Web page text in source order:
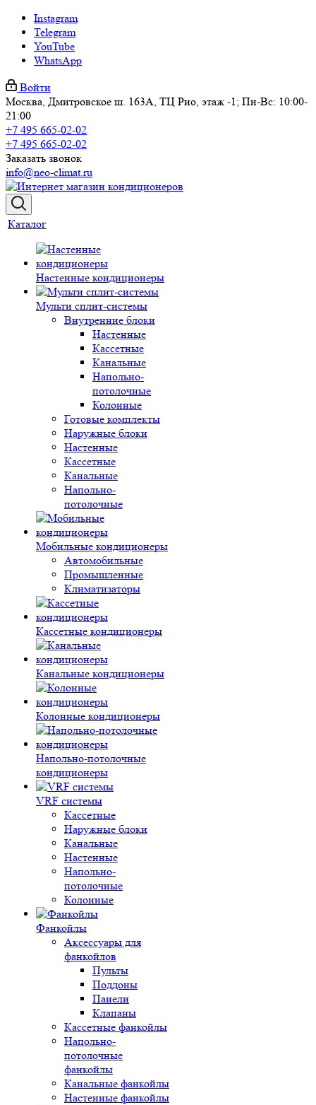
Instagram
Telegram
YouTube
WhatsApp
Войти
Москва, Дмитровское ш. 163А, ТЦ Рио, этаж -1; Пн-Вс: 10:00-
21:00
+7 495 665-02-02
+7 495 665-02-02
Заказать звонок
info@neo-climat.ru
Каталог
Настенные кондиционеры
Мульти сплит-системы
Внутренние блоки
Настенные
Кассетные
Канальные
Напольно-
потолочные
Колонные
Готовые комплекты
Наружные блоки
Настенные
Кассетные
Канальные
Напольно-
потолочные
Мобильные кондиционеры
Автомобильные
Промышленные
Климатизаторы
Кассетные кондиционеры
Канальные кондиционеры
Колонные кондиционеры
Напольно-потолочные
кондиционеры
VRF системы
Кассетные
Наружные блоки
Канальные
Настенные
Напольно-
потолочные
Колонные
Фанкойлы
Аксессуары для
фанкойлов
Пульты
Поддоны
Панели
Клапаны
Кассетные фанкойлы
Напольно-
потолочные
фанкойлы
Канальные фанкойлы
Настенные фанкойлы